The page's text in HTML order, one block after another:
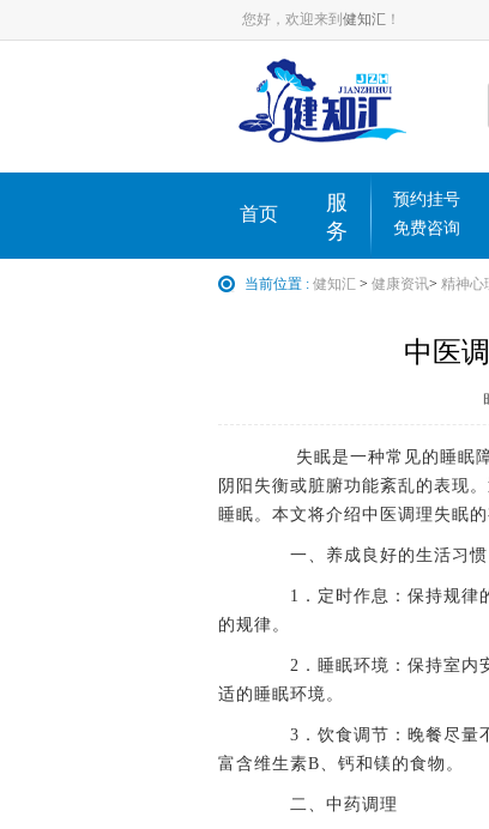
您好，欢迎来到 健知汇 ！
首页
服
务
预约挂号
免费咨询
当前位置 : 健知汇 > 健康资讯> 精神心
中医
失眠是一种常见的睡眠障
阴阳失衡或脏腑功能紊乱的表现
睡眠。本文将介绍中医调理失眠
一、养成良好的生活习惯
1．定时作息：保持规律的
的规律。
2．睡眠环境：保持室内安
适的睡眠环境。
3．饮食调节：晚餐尽量不
富含维生素B、钙和镁的食物。
二、中药调理